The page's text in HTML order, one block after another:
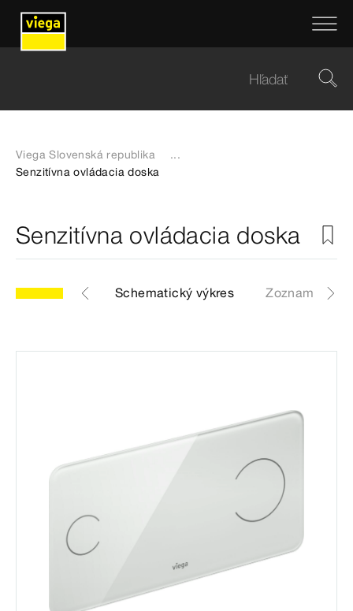
Viega Slovenská republika
...
Senzitívna ovládacia doska
Senzitívna ovládacia doska
Artikle Schematický výkres Zoznam